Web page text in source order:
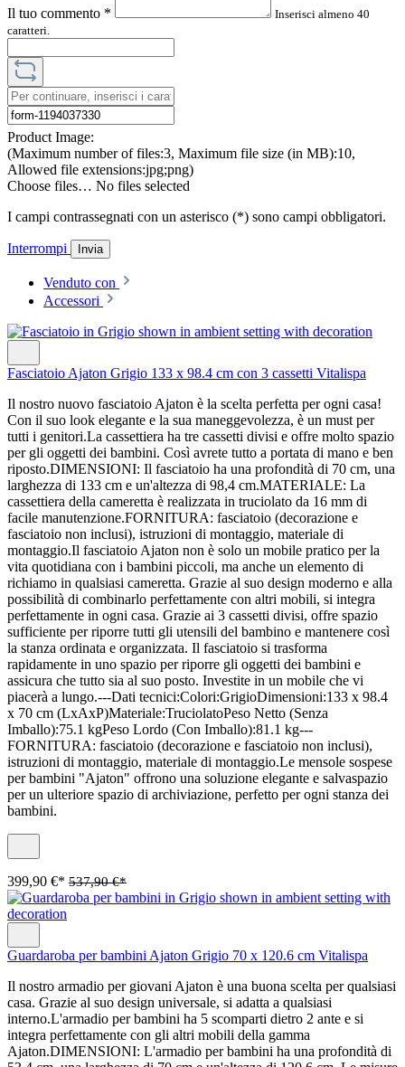
Il tuo commento *
Inserisci almeno 40
caratteri.
Product Image:
(Maximum number of files:3, Maximum file size (in MB):10,
Allowed file extensions:jpg;png)
Choose files… No files selected
I campi contrassegnati con un asterisco (*) sono campi obbligatori.
Interrompi Invia
Venduto con
Accessori
Fasciatoio Ajaton Grigio 133 x 98.4 cm con 3 cassetti Vitalispa
Il nostro nuovo fasciatoio Ajaton è la scelta perfetta per ogni casa!
Con il suo look elegante e la sua maneggevolezza, è un must per
tutti i genitori.La cassettiera ha tre cassetti divisi e offre molto spazio
per gli oggetti dei bambini. Così avrete tutto a portata di mano e ben
riposto.DIMENSIONI: Il fasciatoio ha una profondità di 70 cm, una
larghezza di 133 cm e un'altezza di 98,4 cm.MATERIALE: La
cassettiera della cameretta è realizzata in truciolato da 16 mm di
facile manutenzione.FORNITURA: fasciatoio (decorazione e
fasciatoio non inclusi), istruzioni di montaggio, materiale di
montaggio.Il fasciatoio Ajaton non è solo un mobile pratico per la
vita quotidiana con i bambini piccoli, ma anche un elemento di
richiamo in qualsiasi cameretta. Grazie al suo design moderno e alla
possibilità di combinarlo perfettamente con altri mobili, si integra
perfettamente in ogni casa. Grazie ai 3 cassetti divisi, offre spazio
sufficiente per riporre tutti gli utensili del bambino e mantenere così
la stanza ordinata e organizzata. Il fasciatoio si trasforma
rapidamente in uno spazio per riporre gli oggetti dei bambini e
assicura che tutto sia al suo posto. Investite in un mobile che vi
piacerà a lungo.---Dati tecnici:Colori:GrigioDimensioni:133 x 98.4
x 70 cm (LxAxP)Materiale:TruciolatoPeso Netto (Senza
Imballo):75.1 kgPeso Lordo (Con Imballo):81.1 kg---
FORNITURA: fasciatoio (decorazione e fasciatoio non inclusi),
istruzioni di montaggio, materiale di montaggio.Le mensole sospese
per bambini "Ajaton" offrono una soluzione elegante e salvaspazio
per un ulteriore spazio di archiviazione, perfetto per ogni stanza dei
bambini.
399,90 €* 537,90 €*
Guardaroba per bambini Ajaton Grigio 70 x 120.6 cm Vitalispa
Il nostro armadio per giovani Ajaton è una buona scelta per qualsiasi
casa. Grazie al suo design universale, si adatta a qualsiasi
interno.L'armadio per bambini ha 5 scomparti dietro 2 ante e si
integra perfettamente con gli altri mobili della gamma
Ajaton.DIMENSIONI: L'armadio per bambini ha una profondità di